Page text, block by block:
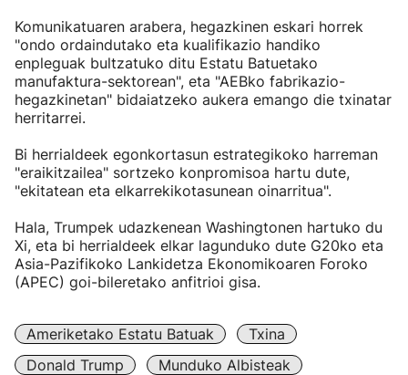
Komunikatuaren arabera, hegazkinen eskari horrek
"ondo ordaindutako eta kualifikazio handiko
enpleguak bultzatuko ditu Estatu Batuetako
manufaktura-sektorean", eta "AEBko fabrikazio-
hegazkinetan" bidaiatzeko aukera emango die txinatar
herritarrei.
Bi herrialdeek egonkortasun estrategikoko harreman
"eraikitzailea" sortzeko konpromisoa hartu dute,
"ekitatean eta elkarrekikotasunean oinarritua".
Hala, Trumpek udazkenean Washingtonen hartuko du
Xi, eta bi herrialdeek elkar lagunduko dute G20ko eta
Asia-Pazifikoko Lankidetza Ekonomikoaren Foroko
(APEC) goi-bileretako anfitrioi gisa.
Ameriketako Estatu Batuak
Txina
Donald Trump
Munduko Albisteak